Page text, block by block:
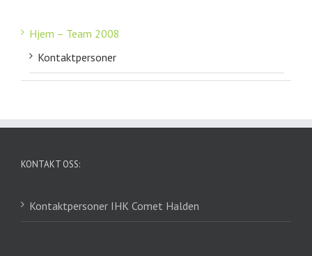
Hjem – Team 2008
Kontaktpersoner
KONTAKT OSS:
Kontaktpersoner IHK Comet Halden